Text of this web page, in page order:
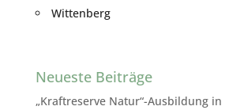
Wittenberg
Neueste Beiträge
„Kraftreserve Natur“-Ausbildung in